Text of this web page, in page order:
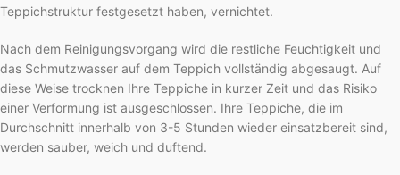
Teppichstruktur festgesetzt haben, vernichtet.
Nach dem Reinigungsvorgang wird die restliche Feuchtigkeit und
das Schmutzwasser auf dem Teppich vollständig abgesaugt. Auf
diese Weise trocknen Ihre Teppiche in kurzer Zeit und das Risiko
einer Verformung ist ausgeschlossen. Ihre Teppiche, die im
Durchschnitt innerhalb von 3-5 Stunden wieder einsatzbereit sind,
werden sauber, weich und duftend.